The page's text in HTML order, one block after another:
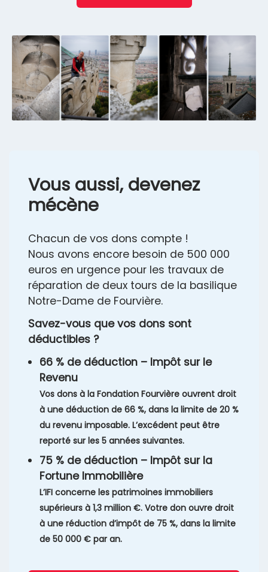
Vous aussi, devenez
mécène
Chacun de vos dons compte !
Nous avons encore besoin de 500 000
euros en urgence pour les travaux de
réparation de deux tours de la basilique
Notre-Dame de Fourvière.
Savez-vous que vos dons sont
déductibles ?
66 % de déduction – Impôt sur le
Revenu
Vos dons à la Fondation Fourvière ouvrent droit
à une déduction de 66 %, dans la limite de 20 %
du revenu imposable. L’excédent peut être
reporté sur les 5 années suivantes.
75 % de déduction – Impôt sur la
Fortune Immobilière
L’IFI concerne les patrimoines immobiliers
supérieurs à 1,3 million €. Votre don ouvre droit
à une réduction d’impôt de 75 %, dans la limite
de 50 000 € par an.